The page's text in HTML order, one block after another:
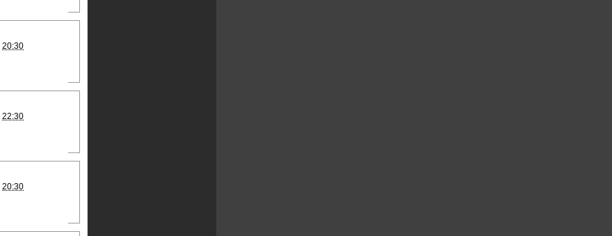
20:30
22:30
20:30